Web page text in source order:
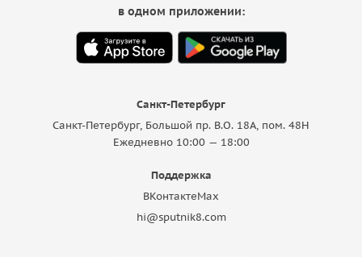
Санкт-Петербург
Санкт-Петербург, Большой пр. В.О. 18A, пом. 48Н
Ежедневно 10:00 — 18:00
Поддержка
ВКонтактеMax
hi@sputnik8.com
в одном приложении: